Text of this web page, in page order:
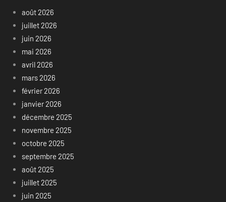
août 2026
juillet 2026
juin 2026
mai 2026
avril 2026
mars 2026
février 2026
janvier 2026
décembre 2025
novembre 2025
octobre 2025
septembre 2025
août 2025
juillet 2025
juin 2025